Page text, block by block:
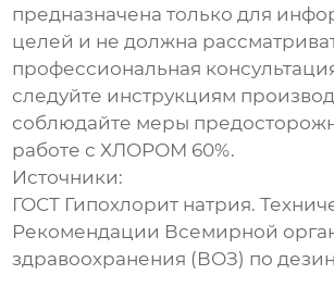
предназначена только для
целей и не должна
профессиональная
следуйте инструкциям
соблюдайте меры
работе сХЛОРОМ 60%.
Источники:
ГОСТ Гипохлорит натрия.
Рекомендации Всемирной
здравоохранения (ВОЗ) по